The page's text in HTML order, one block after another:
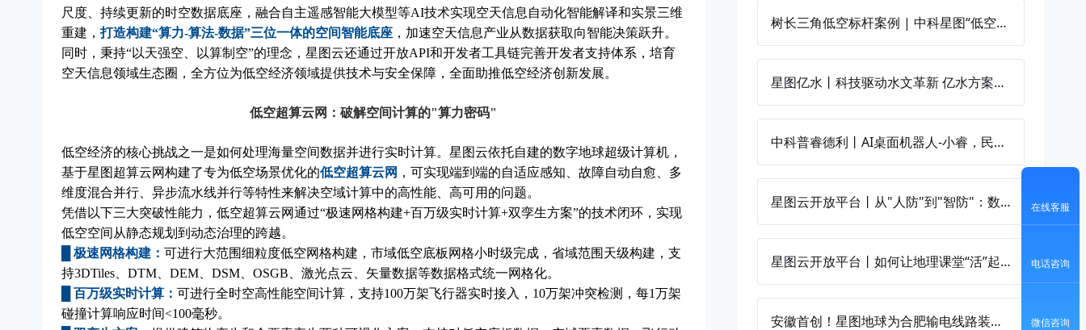
尺度、持续更新的时空数据底座，融合自主遥感智能大模型等AI技术实现空天信息自动化智能解译和实景三维
重建，打造构建“算力-算法-数据”三位一体的空间智能底座 ，加速空天信息产业从数据获取向智能决策跃升。
同时，秉持“以天强空、以算制空”的理念，星图云还通过开放API和开发者工具链完善开发者支持体系，培育
空天信息领域生态圈，全方位为低空经济领域提供技术与安全保障，全面助推低空经济创新发展。
低空超算云网：破解空间计算的"算力密码"
低空经济的核心挑战之一是如何处理海量空间数据并进行实时计算。星图云依托自建的数字地球超级计算机，
基于星图超算云网构建了专为低空场景优化的低空超算云网 ，可实现端到端的自适应感知、故障自动自愈、多
维度混合并行、异步流水线并行等特性来解决空域计算中的高性能、高可用的问题。
凭借以下三大突破性能力，低空超算云网通过“极速网格构建+百万级实时计算+双孪生方案”的技术闭环，实现
低空空间从静态规划到动态治理的跨越。
█ 极速网格构建： 可进行大范围细粒度低空网格构建，市域低空底板网格小时级完成，省域范围天级构建，支
持3DTiles、DTM、DEM、DSM、OSGB、激光点云、矢量数据等数据格式统一网格化。
█ 百万级实时计算： 可进行全时空高性能空间计算，支持100万架飞行器实时接入，10万架冲突检测，每1万架
碰撞计算响应时间<100毫秒。
树长三角低空标杆案例 | 中科星图“低空+城市治理”新范式落地湖州南浔
星图亿水丨科技驱动水文革新 亿水方案赋能全国水文现代化建设
中科普睿德利丨AI桌面机器人-小睿，民警的“智能办公助手”
星图云开放平台丨从"人防"到"智防"：数字孪生让千里河湖尽在"掌"握
星图云开放平台丨如何让地理课堂“活”起来？
安徽首创！星图地球为合肥输电线路装上"智慧天眼"
在线客服
电话咨询
微信咨询